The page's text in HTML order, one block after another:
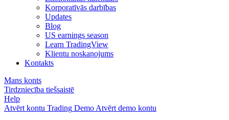
Korporatīvās darbības
Updates
Blog
US earnings season
Learn TradingView
Klientu noskaņojums
Kontakts
Mans konts
Tirdzniecība tiešsaistē
Help
Atvērt kontu Trading Demo Atvērt demo kontu